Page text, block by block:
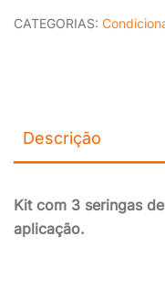
CATEGORIAS:
Descrição
Kit com 3 seringas
aplicação.